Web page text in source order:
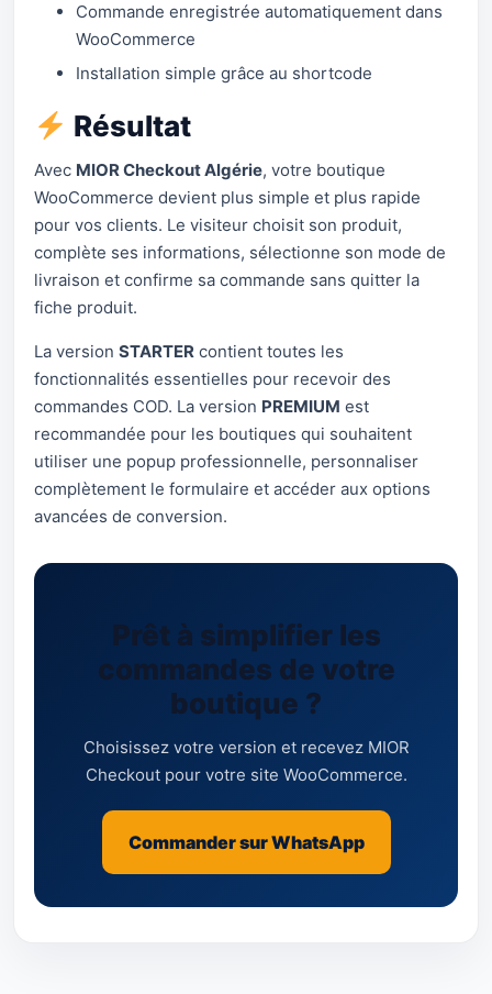
Commande enregistrée automatiquement dans
WooCommerce
Installation simple grâce au shortcode
Résultat
Avec MIOR Checkout Algérie, votre boutique
WooCommerce devient plus simple et plus rapide
pour vos clients. Le visiteur choisit son produit,
complète ses informations, sélectionne son mode de
livraison et confirme sa commande sans quitter la
fiche produit.
La version STARTER contient toutes les
fonctionnalités essentielles pour recevoir des
commandes COD. La version PREMIUM est
recommandée pour les boutiques qui souhaitent
utiliser une popup professionnelle, personnaliser
complètement le formulaire et accéder aux options
avancées de conversion.
Prêt à simplifier les
commandes de votre
boutique ?
Choisissez votre version et recevez MIOR
Checkout pour votre site WooCommerce.
Commander sur WhatsApp